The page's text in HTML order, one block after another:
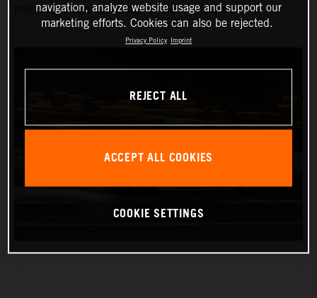
third in the final standings of the GTX class.
navigation, analyze website usage and support our
marketing efforts. Cookies can also be rejected.
Privacy Policy Imprint
REJECT ALL
ACCEPT ALL COOKIES
COOKIE SETTINGS